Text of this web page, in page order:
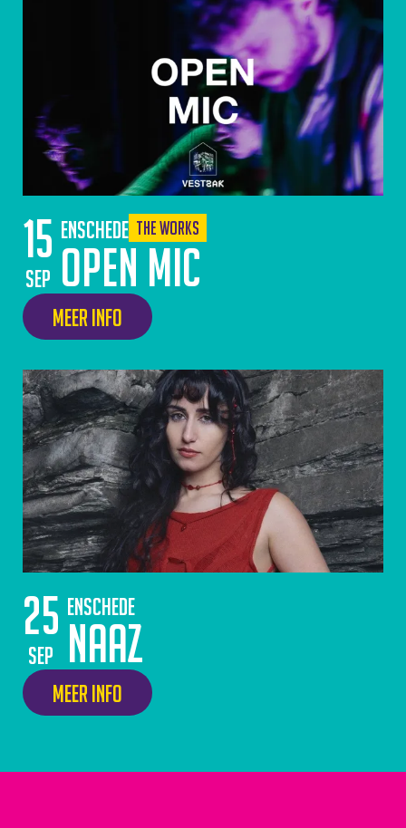
15
sep
Enschede The Works
Open Mic
Meer info
25
sep
Enschede
Naaz
Meer info